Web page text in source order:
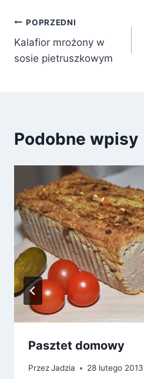
Nawigacja
wpisu
POPRZEDNI
Kalafior mrożony w
sosie pietruszkowym
Podobne wpisy
Pasztet domowy
PrzezJadzia 28 lutego 2013